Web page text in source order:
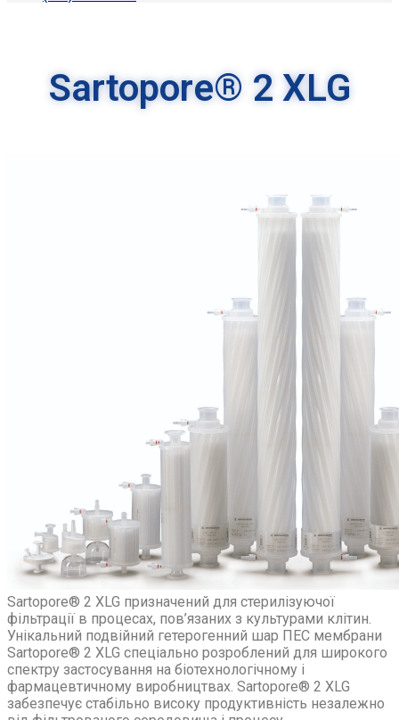
Sartopore® 2 XLG
Sartopore® 2 XLG призначений для стерилізуючої
фільтрації в процесах, пов’язаних з культурами клітин.
Унікальний подвійний гетерогенний шар ПЕС мембрани
Sartopore® 2 XLG спеціально розроблений для широкого
спектру застосування на біотехнологічному і
фармацевтичному виробництвах. Sartopore® 2 XLG
забезпечує стабільно високу продуктивність незалежно